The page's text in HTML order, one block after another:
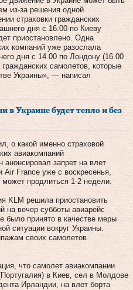
из-за решения одной
страховки гражданских
дня с 16.00 по Киеву
приостановлено. Одна
компаний уже разослала
дня с 14.00 по Лондону (16.00
самолетов, которые
Украины», — написал
в Украине будет тепло и без
о какой именно страховой
авиакомпаний
запрет на влет
Air France уже с воскресенья,
продлиться 1-2 недели.
KLM решила приостановить
на вечер субботы авиарейс
было принято в качестве меры
ситуации вокруг Украины.
своих самолетов
что самолет авиакомпании
в Киев, сел в Молдове
Ирландии, на влет борта